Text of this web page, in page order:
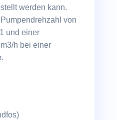
werden kann.
von
und einer
h bei einer